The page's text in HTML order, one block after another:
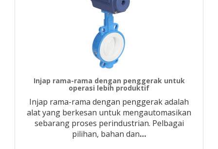
Injap rama-rama dengan penggerak untuk
operasi lebih produktif
Injap rama-rama dengan penggerak adalah
alat yang berkesan untuk mengautomasikan
sebarang proses perindustrian. Pelbagai
pilihan, bahan dan…